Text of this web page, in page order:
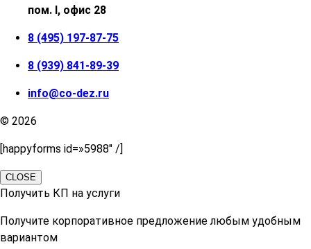
пом. I, офис 28
8 (495) 197-87-75
8 (939) 841-89-39
info@co-dez.ru
© 2026
[happyforms id=»5988″ /]
CLOSE
Получить КП на услуги
Получите корпоративное предложение любым удобным
вариантом